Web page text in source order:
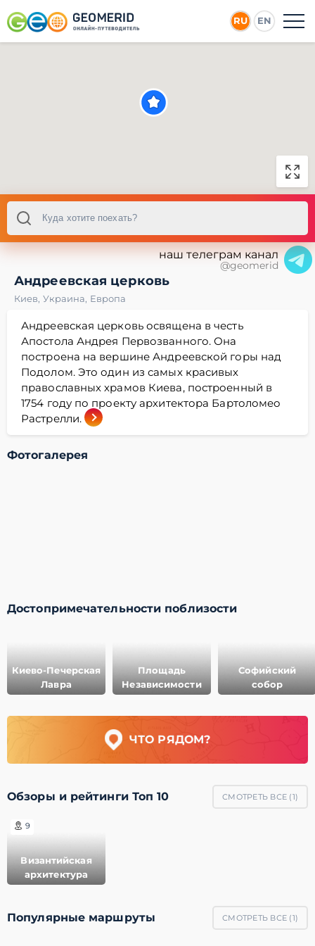
RU EN
наш телеграм канал
@geomerid
Андреевская церковь
Киев, Украина, Европа
Андреевская церковь освящена в честь
Апостола Андрея Первозванного. Она
построена на вершине Андреевской горы над
Подолом. Это один из самых красивых
православных храмов Киева, построенный в
1754 году по проекту архитектора Бартоломео
Растрелли.
Фотогалерея
Достопримечательности поблизости
Киево-Печерская
Лавра
Площадь
Независимости
Софийский
собор
ЧТО РЯДОМ?
Обзоры и рейтинги Топ 10 СМОТРЕТЬ ВСЕ (1)
9
Византийская
архитектура
Популярные маршруты СМОТРЕТЬ ВСЕ (1)